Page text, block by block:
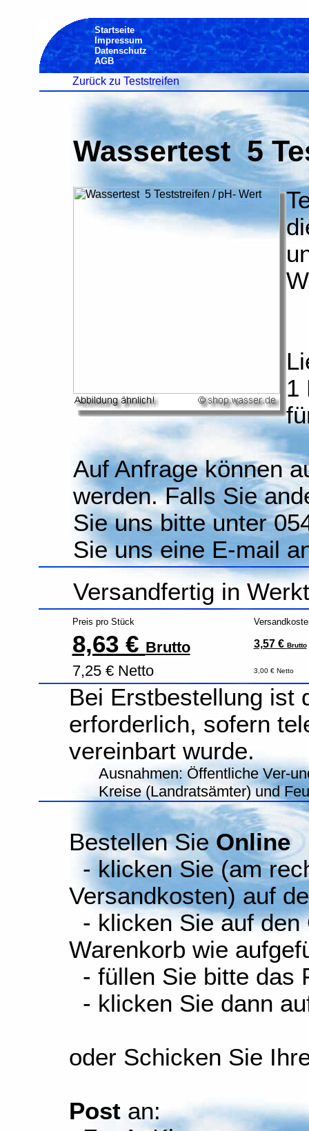
Startseite
Impressum
Datenschutz
AGB
Zurück zu Teststreifen
Wassertest 5
1
Auf Anfrage können
werden. Falls Sie
Sie uns bitte unter
Sie uns eine E-mail
Versandfertig in
Preis pro Stück
8,63 € Brutto 3,57 € Brutto
7,25 € Netto 3,00 € Netto
Bei Erstbestellung ist
erforderlich, sofern
vereinbart wurde.
Ausnahmen: Öffentliche Ver-
Kreise (Landratsämter) und
Bestellen Sie Online
- klicken Sie (am
Versandkosten) auf
- klicken Sie auf
Warenkorb wie
- füllen Sie bitte das
- klicken Sie dann
oder Schicken Sie
Postan: